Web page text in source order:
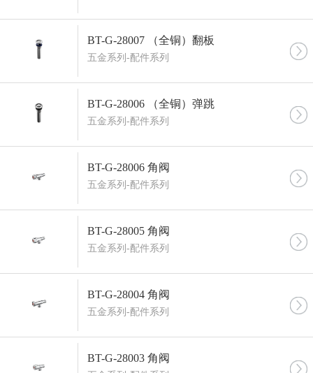
BT-G-28007 （全铜）翻板
五金系列-配件系列
BT-G-28006 （全铜）弹跳
五金系列-配件系列
BT-G-28006 角阀
五金系列-配件系列
BT-G-28005 角阀
五金系列-配件系列
BT-G-28004 角阀
五金系列-配件系列
BT-G-28003 角阀